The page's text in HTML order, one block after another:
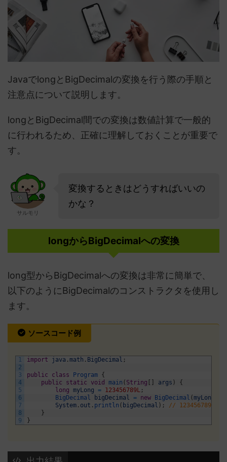
JavaでlongとBigDecimalの変換を行う際の手順と
注意点について説明します。
longとBigDecimal間での変換は数値計算で一般的
に行われるため、正確に理解しておくことが重要で
す。
サルモリ
変換するときはどうすればいいの
かな？
longからBigDecimalへの変換
long型からBigDecimalへの変換は非常に簡単で、
以下のようにBigDecimalのコンストラクタを使用し
ます。
ソースコード例
1
2
3
4
5
6
7
8
9
import java . math . BigDecimal ;
public class Program {
public
static void main ( String args )
{
long myLong = 123456789L ;
BigDecimal
bigDecimal = new BigDecimal (myLong
System . out . println ( bigDecimal ) ;
// 123456789
}
}